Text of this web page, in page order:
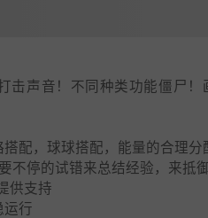
击声音！不同种类功能僵尸
配，球球搭配，能量的合理分
停的试错来总结经验，来抵御
供支持
行